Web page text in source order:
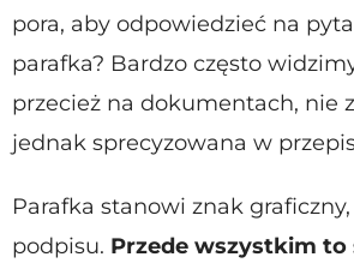
pora, aby odpowiedzieć na
parafka? Bardzo często
przecież na dokumentach, nie
jednak sprecyzowana w
Parafka stanowi znak
podpisu. Przede wszystkim to